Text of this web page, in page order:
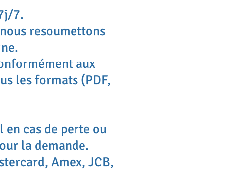
7.
resoumettons
aux
les formats (PDF,
cas de perte ou
la demande.
Amex, JCB,